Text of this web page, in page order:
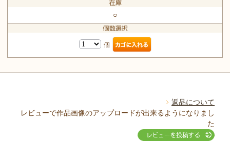
○
個
返品について
レビューで作品画像のアップロードが出来るようになりまし
た